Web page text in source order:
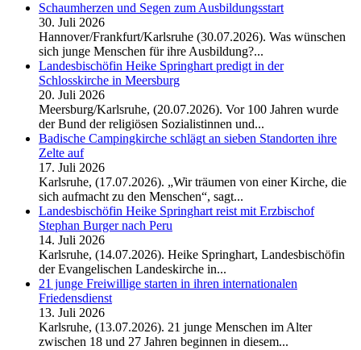
Schaumherzen und Segen zum Ausbildungsstart
30. Juli 2026
Hannover/Frankfurt/Karlsruhe (30.07.2026). Was wünschen
sich junge Menschen für ihre Ausbildung?...
Landesbischöfin Heike Springhart predigt in der
Schlosskirche in Meersburg
20. Juli 2026
Meersburg/Karlsruhe, (20.07.2026). Vor 100 Jahren wurde
der Bund der religiösen Sozialistinnen und...
Badische Campingkirche schlägt an sieben Standorten ihre
Zelte auf
17. Juli 2026
Karlsruhe, (17.07.2026). „Wir träumen von einer Kirche, die
sich aufmacht zu den Menschen“, sagt...
Landesbischöfin Heike Springhart reist mit Erzbischof
Stephan Burger nach Peru
14. Juli 2026
Karlsruhe, (14.07.2026). Heike Springhart, Landesbischöfin
der Evangelischen Landeskirche in...
21 junge Freiwillige starten in ihren internationalen
Friedensdienst
13. Juli 2026
Karlsruhe, (13.07.2026). 21 junge Menschen im Alter
zwischen 18 und 27 Jahren beginnen in diesem...